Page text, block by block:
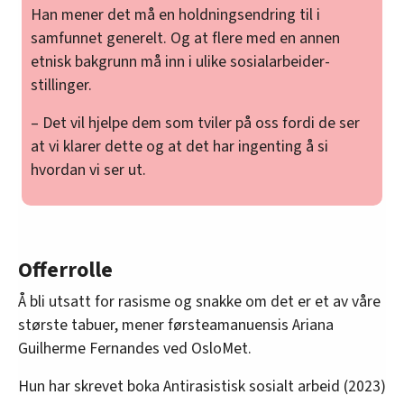
Han mener det må en holdningsendring til i
samfunnet generelt. Og at flere med en annen
etnisk bakgrunn må inn i ulike sosialarbeider-
stillinger.
– Det vil hjelpe dem som tviler på oss fordi de ser
at vi klarer dette og at det har ingenting å si
hvordan vi ser ut.
Offerrolle
Å bli utsatt for rasisme og snakke om det er et av våre
største tabuer, mener førsteamanuensis Ariana
Guilherme Fernandes ved OsloMet.
Hun har skrevet boka Antirasistisk sosialt arbeid (2023)